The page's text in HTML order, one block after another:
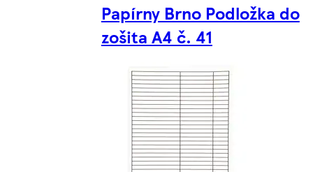
Papírny Brno Podložka do
zošita A4 č. 41